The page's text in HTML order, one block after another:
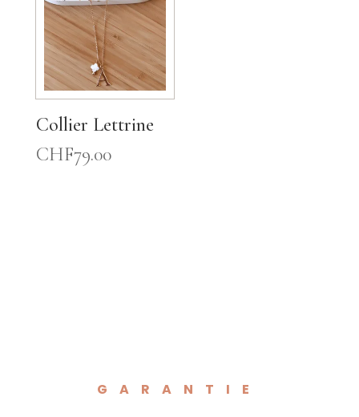
Collier Lettrine
CHF79.00
GARANTIE